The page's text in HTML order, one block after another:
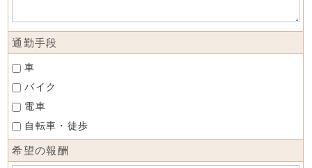
通勤手段
車
バイク
電車
自転車・徒歩
希望の報酬